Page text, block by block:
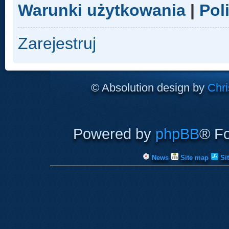
Warunki użytkowania |
Zarejestruj
© Absolution design by
Powered by phpBB®
News Site map